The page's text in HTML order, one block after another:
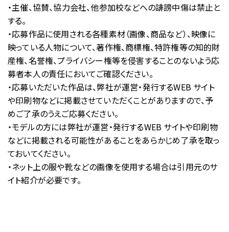
・主催、協賛、協力会社、他参加校などへの誹謗中傷は禁止と
する。
・応募作品に使用される各種素材（画像、商品など）、映像に
映っている人物について、著作権、商標権、特許権等の知的財
産権、名誉権、プライバシー権等を侵害することのないよう応
募者本人の責任においてご確認ください。
・応募いただいた作品は、弊社が運営・発行するWEB サイト
や印刷物などに掲載させていただくことがありますので、予
めご了承のうえご応募ください。
・モデルの方には弊社が運営・発行するWEB サイトや印刷物
などに掲載される可能性があることをあらかじめ了承を取っ
ておいてください。
・ネット上の服や靴などの画像を使用する場合は引用元のサ
イト紹介が必要です。